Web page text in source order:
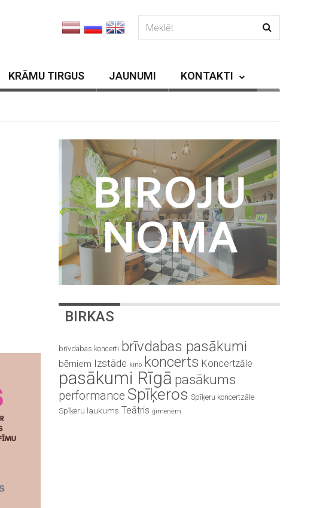
KRĀMU TIRGUS JAUNUMI KONTAKTI
BIRKAS
brīvdabas koncerti brīvdabas pasākumi
bērniem Izstāde kino koncerts Koncertzāle
pasākumi Rīgā pasākums
performance Spīķeros Spīķeru koncertzāle
Spīķeru laukums Teātris ģimenēm